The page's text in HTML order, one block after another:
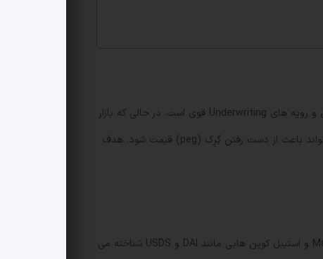
ها رشد سریعی داشته، چند نمونه از استیبل کوین های سنتتیک نشان داده اند که استراتژی های پشتیبانی نامناسب می تواند باعث از دست رفتن گِرِگ (peg) قیمت شود. هدف
سرمایه گذاران اصلی این شتاب دهنده Framework Ventures، LayerZero و اکوسیستم Sky هستند. Sky، که پیش تر با MakerDAO و استیبل کوین هایی مانند DAI و USDS شناخته می